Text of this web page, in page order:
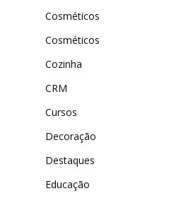
Cosméticos
Cosméticos
Cozinha
CRM
Cursos
Decoração
Destaques
Educação